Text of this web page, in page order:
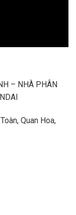
– NHÀ PHÂN
Quan Hoa,